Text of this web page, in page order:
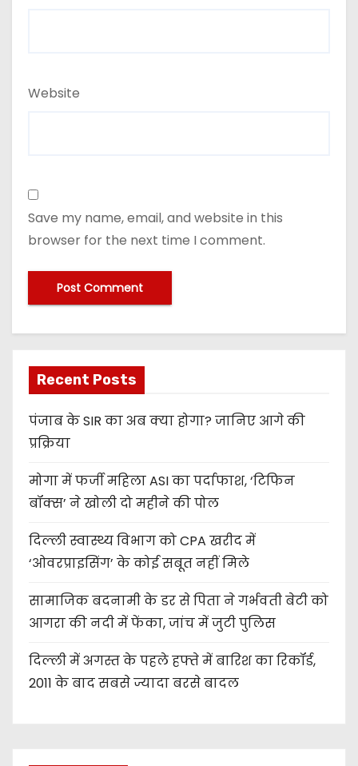
Website
Save my name, email, and website in this
browser for the next time I comment.
Recent Posts
पंजाब के SIR का अब क्या होगा? जानिए आगे की
प्रक्रिया
मोगा में फर्जी महिला ASI का पर्दाफाश, ‘टिफिन
बॉक्स’ ने खोली दो महीने की पोल
दिल्ली स्वास्थ्य विभाग को CPA खरीद में
‘ओवरप्राइसिंग’ के कोई सबूत नहीं मिले
सामाजिक बदनामी के डर से पिता ने गर्भवती बेटी को
आगरा की नदी में फेंका, जांच में जुटी पुलिस
दिल्ली में अगस्त के पहले हफ्ते में बारिश का रिकॉर्ड,
2011 के बाद सबसे ज्यादा बरसे बादल